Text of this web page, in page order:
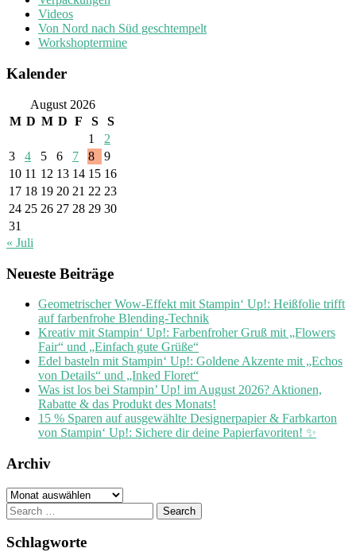
Videos
Von Nord nach Süd geschtempelt
Workshoptermine
Kalender
August 2026
M D M D F S
S
1
2
3
4 5 6 7 8
9
10 11 12 13 14 15 16
17 18 19 20 21 22 23
24 25 26 27 28 29 30
31
« Juli
Neueste Beiträge
Geometrischer Wow-Effekt mit Stampin‘ Up!: Heißfolie trifft
auf farbenfrohe Blending-Technik
Kreativ mit Stampin‘ Up!: Farbenfroher Gruß mit „Flowers
Fair“ und „Einfach gute Grüße“
Edel basteln mit Stampin‘ Up!: Goldene Akzente mit „Echos
von Details“ und „Inked Floret“
Was ist los bei Stampin’ Up! im August 2026? Aktionen,
Rabatte & das Produkt des Monats!
15 % Sparen auf ausgewählte Designerpapier & Farbkarton
von Stampin‘ Up!: Sichere dir deine Papierfavoriten! ✨
Archiv
Archiv
Search
for:
Schlagworte